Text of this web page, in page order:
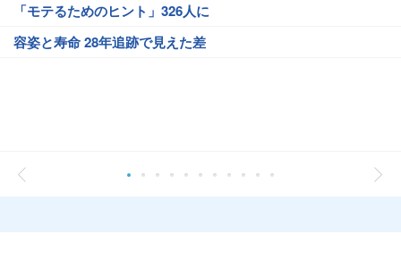
「モテるためのヒント」326人に
容姿と寿命 28年追跡で見えた差